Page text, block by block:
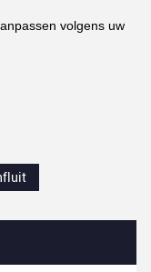
volgens uw